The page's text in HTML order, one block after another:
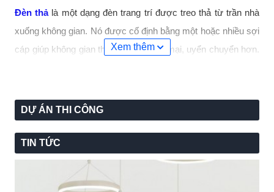
Đèn thảlà một dạng đèn trang trí được treo thả từ trần nhà
xuống không gian. Nó được cố định bằng một hoặc nhiều sợi
cáp giúp không gian thêm phần mềm mại, uyển chuyển hơn.
dùng: Sắt, đồng, hợp kim, thủy tinh, phale,... Tham khảo một
số mẫu đèn thả được sử dụng phổ biến hiện nay.
Xem thêm
DỰ ÁN THI CÔNG
TIN TỨC